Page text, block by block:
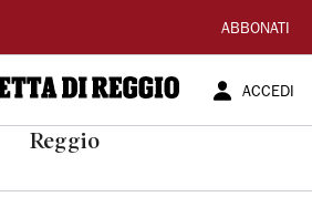
ABBONATI
ACCEDI
Reggio